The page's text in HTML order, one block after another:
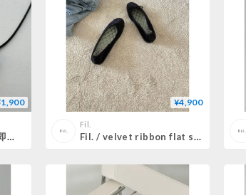
Fil. / Heart pendant(即納)3color
¥4,900
Fil.
Fil. / velvet ribbon flat shoes(予約)